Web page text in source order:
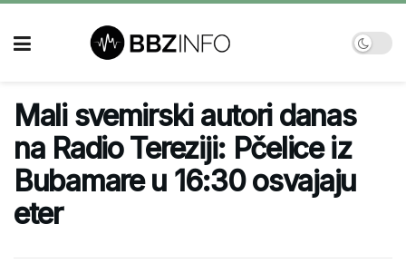
Mali svemirski autori danas
na Radio Tereziji: Pčelice iz
Bubamare u 16:30 osvajaju
eter